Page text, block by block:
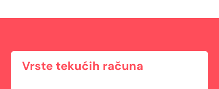
Vrste tekućih računa